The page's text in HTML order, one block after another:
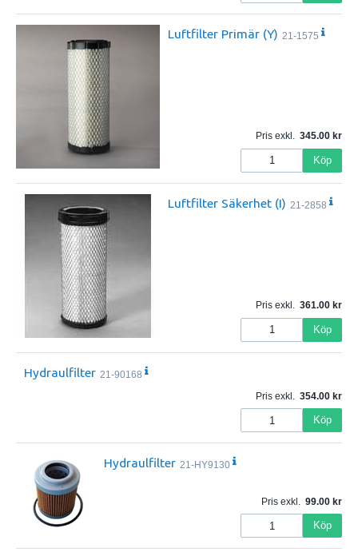
Luftfilter Primär (Y) 21-1575
Pris exkl. 345.00
Köp
Luftfilter Säkerhet (I) 21-2858
Pris exkl. 361.00
Köp
Hydraulfilter 21-90168
Pris exkl.
354.00
Köp
Hydraulfilter 21-HY9130
Pris exkl. 99.00
Köp